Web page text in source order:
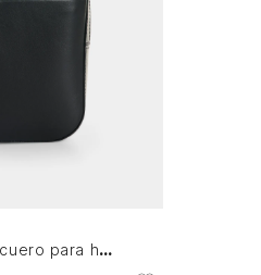
Manos libres en cuero para hombre Mikeno 4.0